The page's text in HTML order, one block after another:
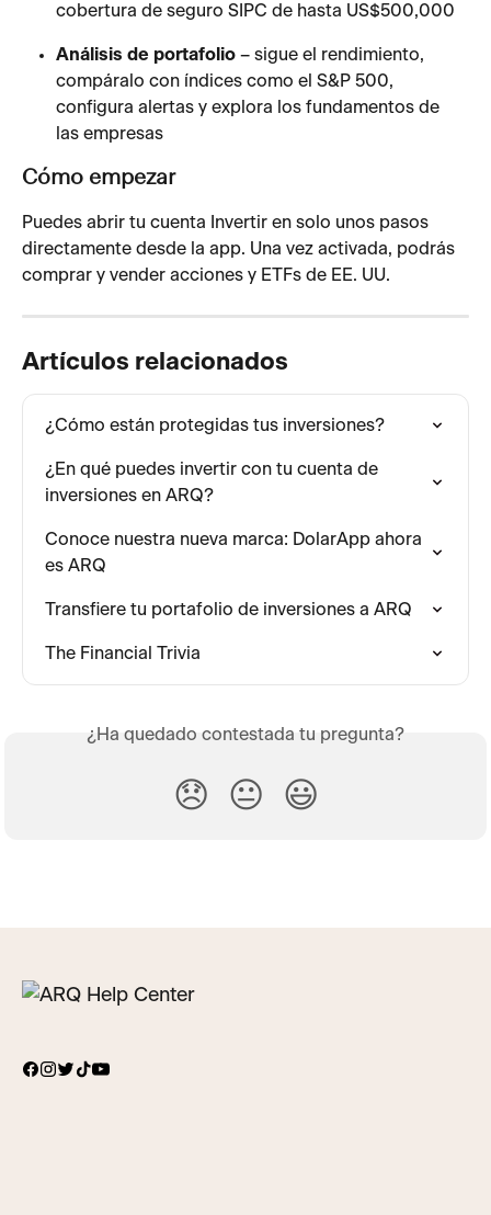
cobertura de seguro SIPC de hasta US$500,000
Análisis de portafolio – sigue el rendimiento,
compáralo con índices como el S&P 500,
configura alertas y explora los fundamentos de
las empresas
Cómo empezar
Puedes abrir tu cuenta Invertir en solo unos pasos
directamente desde la app. Una vez activada, podrás
comprar y vender acciones y ETFs de EE. UU.
Artículos relacionados
¿Cómo están protegidas tus inversiones?
¿En qué puedes invertir con tu cuenta de
inversiones en ARQ?
Conoce nuestra nueva marca: DolarApp ahora
es ARQ
Transfiere tu portafolio de inversiones a ARQ
The Financial Trivia
¿Ha quedado contestada tu pregunta?
😞 😐 😃